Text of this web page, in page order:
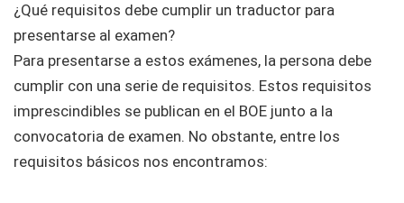
¿Qué requisitos debe cumplir un traductor para
presentarse al examen?
Para presentarse a estos exámenes, la persona debe
cumplir con una serie de requisitos. Estos requisitos
imprescindibles se publican en el BOE junto a la
convocatoria de examen. No obstante, entre los
requisitos básicos nos encontramos: